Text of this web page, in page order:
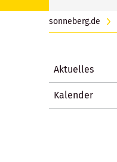
sonneberg.de
Aktuelles
Kalender